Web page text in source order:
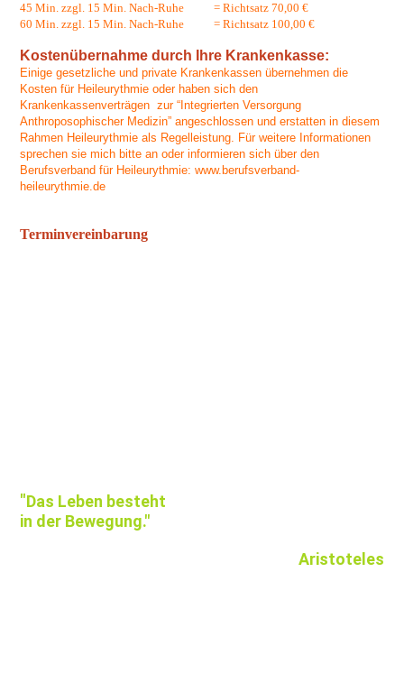
45 Min. zzgl. 15 Min. Nach-Ruhe = Richtsatz 70,00 €
60 Min. zzgl. 15 Min. Nach-Ruhe = Richtsatz 100,00 €
Kostenübernahme durch Ihre Krankenkasse:
Einige gesetzliche und private Krankenkassen übernehmen die
Kosten für Heileurythmie oder haben sich den
Krankenkassenverträgen zur “Integrierten Versorgung
Anthroposophischer Medizin” angeschlossen und erstatten in diesem
Rahmen Heileurythmie als Regelleistung. Für weitere Informationen
sprechen sie mich bitte an oder informieren sich über den
Berufsverband für Heileurythmie: www.berufsverband-
heileurythmie.de
Terminvereinbarung
"Das Leben besteht
in der Bewegung."
Aristoteles